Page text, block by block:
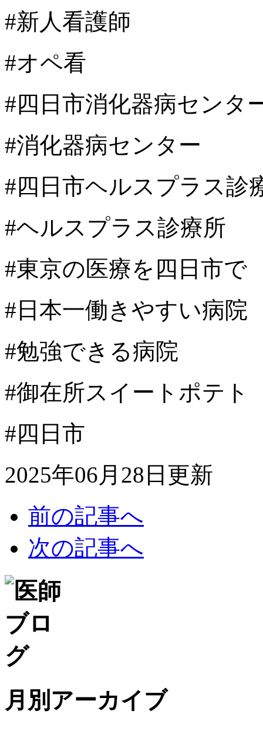
#新人看護師
#オペ看
#四日市消化器病センタ
#消化器病センター
#四日市ヘルスプラス診
#ヘルスプラス診療所
#東京の医療を四日市で
#日本一働きやすい病院
#勉強できる病院
#御在所スイートポテト
#四日市
2025年06月28日更新
前の記事へ
次の記事へ
月別アーカイブ